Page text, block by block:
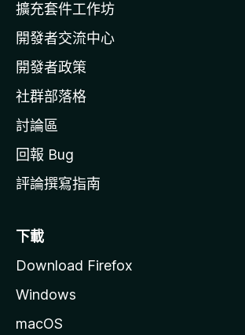
a
官
網
擴充套件工作坊
開發者交流中心
開發者政策
社群部落格
討論區
回報 Bug
評論撰寫指南
下載
Download Firefox
Windows
macOS